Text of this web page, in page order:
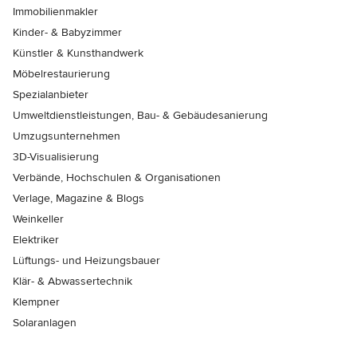
Immobilienmakler
Kinder- & Babyzimmer
Künstler & Kunsthandwerk
Möbelrestaurierung
Spezialanbieter
Umweltdienstleistungen, Bau- & Gebäudesanierung
Umzugsunternehmen
3D-Visualisierung
Verbände, Hochschulen & Organisationen
Verlage, Magazine & Blogs
Weinkeller
Elektriker
Lüftungs- und Heizungsbauer
Klär- & Abwassertechnik
Klempner
Solaranlagen